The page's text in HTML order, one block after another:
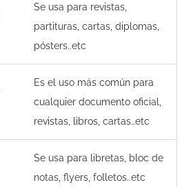
Se usa para revistas,
partituras, cartas, diplomas,
pósters..etc
Es el uso más común para
cualquier documento oficial,
revistas, libros, cartas…etc
Se usa para libretas, bloc de
notas, flyers, folletos..etc